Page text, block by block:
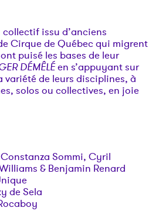
collectif issu d’anciens
Cirque de Québec qui migrent
puisé les bases de leur
DÉMÊLÉen s’appuyant sur
variété de leurs disciplines, à
solos ou collectives, en joie
Constanza Sommi, Cyril
& Benjamin Renard
de Sela